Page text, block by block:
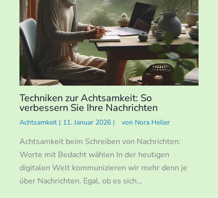
Techniken zur Achtsamkeit: So
verbessern Sie Ihre Nachrichten
Achtsamkeit | 11. Januar 2026 | von Nora Heller
Achtsamkeit beim Schreiben von Nachrichten:
Worte mit Bedacht wählen In der heutigen
digitalen Welt kommunizieren wir mehr denn je
über Nachrichten. Egal, ob es sich…